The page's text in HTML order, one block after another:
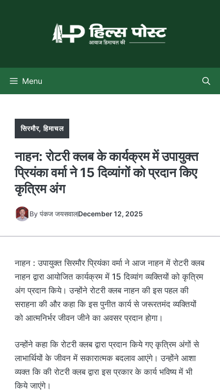
Menu
सिरमौर,हिमाचल
नाहन: रोटरी क्लब के कार्यक्रम में उपायुक्त
प्रियंका वर्मा ने 15 दिव्यांगों को प्रदान किए
कृत्रिम अंग
By पंकज जयसवालDecember 12, 2025
नाहन : उपायुक्त सिरमौर प्रियंका वर्मा ने आज नाहन में रोटरी क्लब
नाहन द्वारा आयोजित कार्यक्रम में 15 दिव्यांग व्यक्तियों को कृत्रिम
अंग प्रदान किये। उन्होंने रोटरी क्लब नाहन की इस पहल की
सराहना की और कहा कि इस पुनीत कार्य से जरूरतमंद व्यक्तियों
को आत्मनिर्भर जीवन जीने का अवसर प्रदान होगा।
उन्होंने कहा कि रोटरी क्लब द्वारा प्रदान किये गए कृत्रिम अंगों से
लाभार्थियों के जीवन में सकारात्मक बदलाव आएंगे। उन्होंने आशा
व्यक्त कि की रोटरी क्लब द्वारा इस प्रकार के कार्य भविष्य में भी
किये जाएंगे।